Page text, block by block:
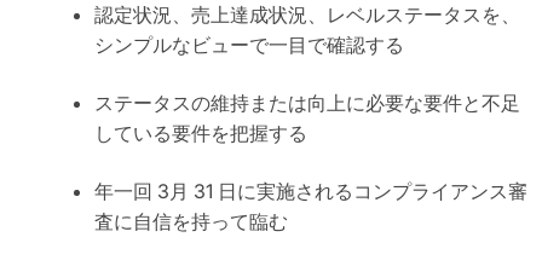
認定状況、売上達成状況、レベルステータスを、
シンプルなビューで一目で確認する
ステータスの維持または向上に必要な要件と不足
している要件を把握する
年一回 3月 31 日に実施されるコンプライアンス審
査に自信を持って臨む